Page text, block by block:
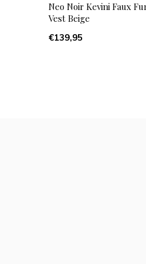
Neo Noir Kevini Faux
Vest Beige
€139,95